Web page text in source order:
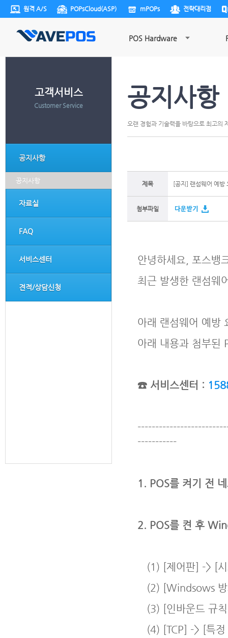
원격 A/S POPsCloud(ASP) mPOPs 전략대리점
POS Hardware
고객서비스
Customer Service
공지사항
공지사항
자료실
FAQ
서비스센터
견적/상담신청
공지사항
오랜 경험과 기술력을 바탕으로 최고의
제목 [공지] 랜섬웨어 예방
첨부파일
안녕하세요, 포스뱅
최근 발생한 랜섬웨
아래 랜섬웨어 예방
아래 내용과 첨부된
☎ 서비스센터 :
-----------
1. POS를 켜기 전
2. POS를 켠 후
(1) [제어판] -> [
(2) [Windsows 방
(3) [인바운드 규
(4) [TCP] -> [특